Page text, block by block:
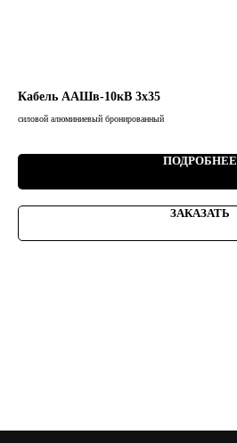
Кабель ААШв-10кВ 3х35
силовой алюминиевый бронированный
ПОДРОБНЕЕ
ЗАКАЗАТЬ